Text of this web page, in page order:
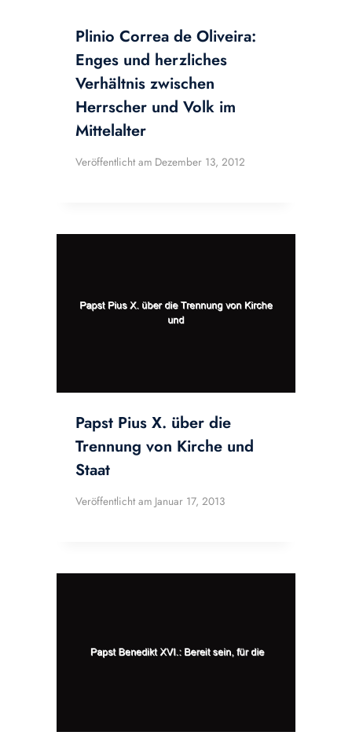
Plinio Correa de Oliveira:
Enges und herzliches
Verhältnis zwischen
Herrscher und Volk im
Mittelalter
Veröffentlicht am Dezember 13, 2012
Papst Pius X. über die
Trennung von Kirche und
Staat
Veröffentlicht am Januar 17, 2013